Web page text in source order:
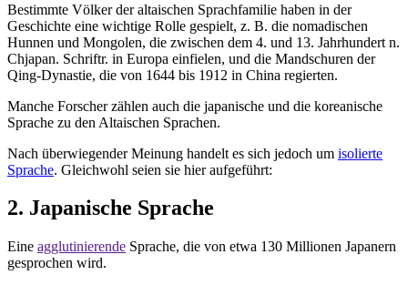
Bestimmte Völker der altaischen Sprachfamilie haben in der
Geschichte eine wichtige Rolle gespielt, z. B. die nomadischen
Hunnen und Mongolen, die zwischen dem 4. und 13. Jahrhundert n.
Chjapan. Schriftr. in Europa einfielen, und die Mandschuren der
Qing-Dynastie, die von 1644 bis 1912 in China regierten.
Manche Forscher zählen auch die japanische und die koreanische
Sprache zu den Altaischen Sprachen.
Nach überwiegender Meinung handelt es sich jedoch um isolierte
Sprache. Gleichwohl seien sie hier aufgeführt:
2. Japanische Sprache
Eine agglutinierende Sprache, die von etwa 130 Millionen Japanern
gesprochen wird.